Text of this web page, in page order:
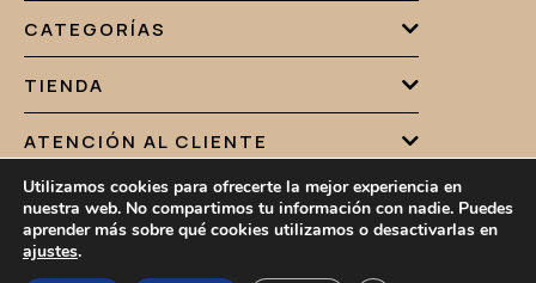
CATEGORÍAS
TIENDA
ATENCIÓN AL CLIENTE
PLAYTE.ES 2026.TODOS LOS DERECHOS RESERVADOS
Utilizamos cookies para ofrecerte la mejor experiencia en
nuestra web. No compartimos tu información con nadie. Puedes
aprender más sobre qué cookies utilizamos o desactivarlas en
ajustes.